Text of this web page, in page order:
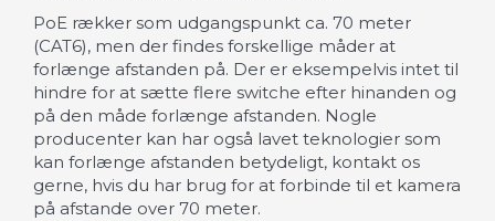
PoE rækker som udgangspunkt ca. 70 meter
(CAT6), men der findes forskellige måder at
forlænge afstanden på. Der er eksempelvis intet til
hindre for at sætte flere switche efter hinanden og
på den måde forlænge afstanden. Nogle
producenter kan har også lavet teknologier som
kan forlænge afstanden betydeligt, kontakt os
gerne, hvis du har brug for at forbinde til et kamera
på afstande over 70 meter.